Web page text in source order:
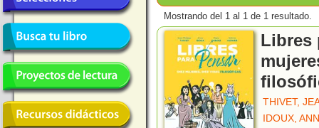
Mostrando del 1 al 1 de 1 resultado.
Libres
THIVET,
IDOUX,